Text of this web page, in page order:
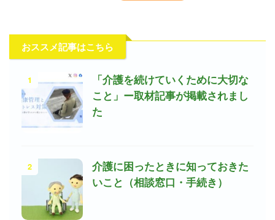
おススメ記事はこちら
1
「介護を続けていくために大切な
こと」ー取材記事が掲載されまし
た
2
介護に困ったときに知っておきた
いこと（相談窓口・手続き）